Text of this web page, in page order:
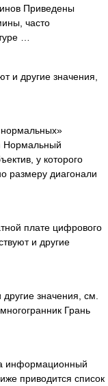
Приведены
часто
…
и другие значения,
Нормальный
у которого
размеру диагонали
плате цифрового
и другие
значения, см.
Грань
информационный
приводится список